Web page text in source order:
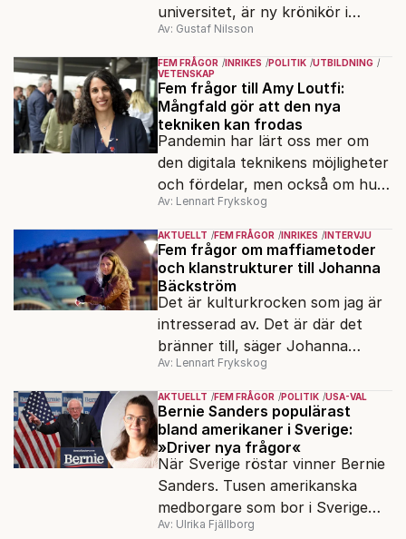
universitet, är ny krönikör i
Fokus.
Av: Gustaf Nilsson
FEM FRÅGOR INRIKES POLITIK UTBILDNING
VETENSKAP
Fem frågor till Amy Loutfi:
Mångfald gör att den nya
tekniken kan frodas
Pandemin har lärt oss mer om
den digitala teknikens möjligheter
och fördelar, men också om hur
viktig cybersäkerhet är. Det
säger Amy Loutfi, ledamot i
Omstartskommissionen och vice
rektor vid Örebro universitet.
Hon värnar mångfald i
teknikutvecklingen.
Av: Lennart Frykskog
AKTUELLT FEM FRÅGOR INRIKES INTERVJU
Fem frågor om maffiametoder
och klanstrukturer till Johanna
Bäckström
Det är kulturkrocken som jag är
intresserad av. Det är där det
bränner till, säger Johanna
Bäckström Lerneby, som i 14 år
följt ett klanliknande
släktnätverk i Angered och är
aktuell med den dokumentära
boken Familjen.
Av: Lennart Frykskog
AKTUELLT FEM FRÅGOR POLITIK USA-VAL
Bernie Sanders populärast
bland amerikaner i Sverige:
»Driver nya frågor«
När Sverige röstar vinner Bernie
Sanders. Tusen amerikanska
medborgare som bor i Sverige
röstade i demokraternas
Av: Ulrika Fjällborg